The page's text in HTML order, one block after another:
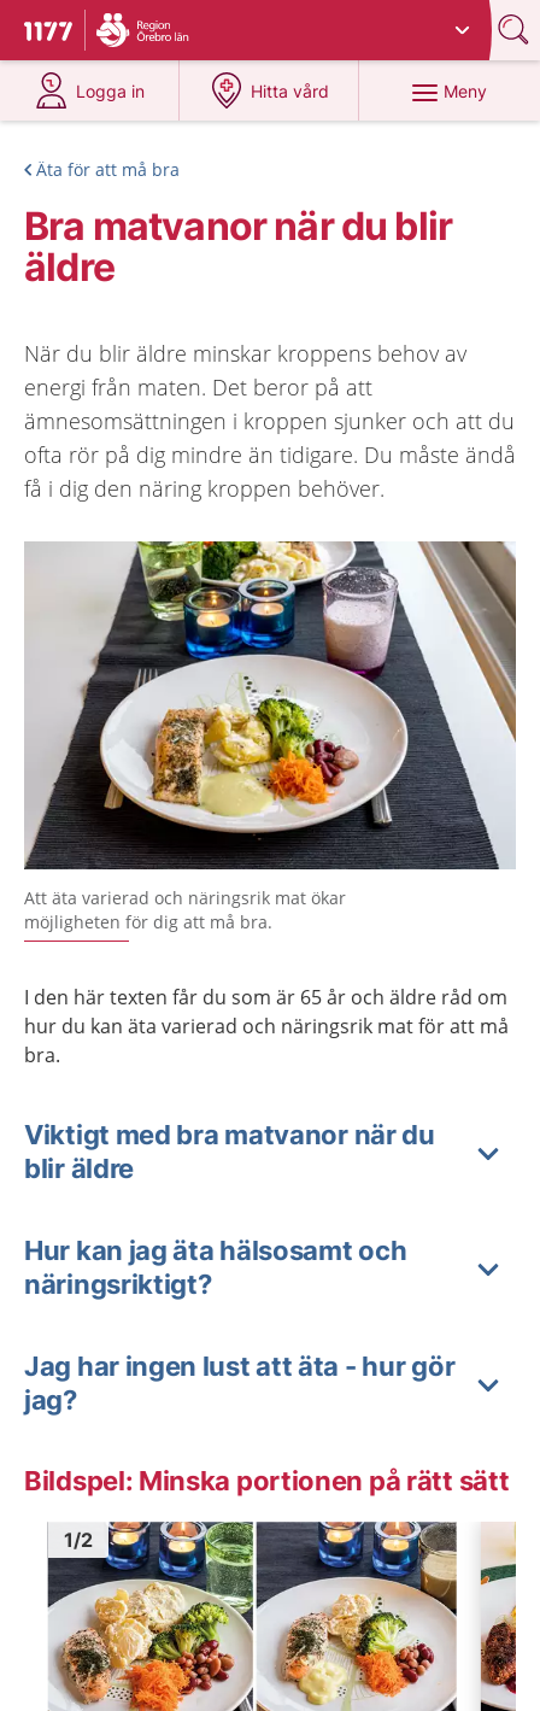
Till startsidan för 1177
Du har valt region
Logga in
på 1177.se
Hitta vård
på 1177.se
Meny
Äta för att må bra
Bra matvanor när du blir
äldre
När du blir äldre minskar kroppens behov av
energi från maten. Det beror på att
ämnesomsättningen i kroppen sjunker och att du
ofta rör på dig mindre än tidigare. Du måste ändå
få i dig den näring kroppen behöver.
Att äta varierad och näringsrik mat ökar
möjligheten för dig att må bra.
I den här texten får du som är 65 år och äldre råd om
hur du kan äta varierad och näringsrik mat för att må
bra.
Viktigt med bra matvanor när du
blir äldre
Hur kan jag äta hälsosamt och
näringsriktigt?
Jag har ingen lust att äta - hur gör
jag?
Bildspel: Minska portionen på rätt sätt
Bild 1
1/2 Bild 1